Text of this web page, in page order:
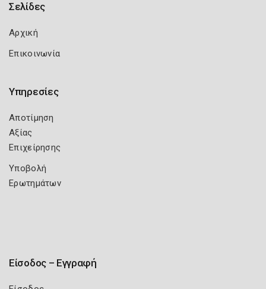
Σελίδες
Αρχική
Επικοινωνία
Υπηρεσίες
Αποτίμηση
Αξίας
Επιχείρησης
Υποβολή
Ερωτημάτων
Είσοδος – Εγγραφή